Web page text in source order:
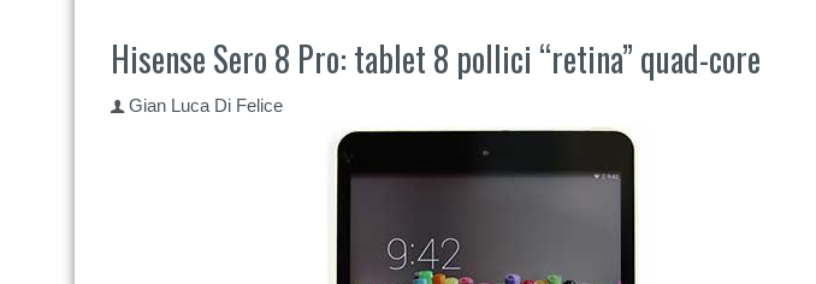
Hisense Sero 8 Pro: tablet 8 pollici “retina” quad-core
Gian Luca Di Felice